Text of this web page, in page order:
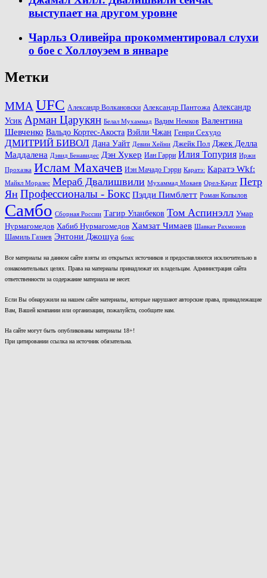
выступает на другом уровне
Чарльз Оливейра прокомментировал слухи
о бое с Холлоуэем в январе
Метки
MMAUFC Александр Волкановски Александр Пантожа Александр
Усик Арман Царукян Белал Мухаммад Вадим Немков Валентина
Шевченко Вальдо Кортес-Акоста Вэйли Чжан Генри Сехудо
ДМИТРИЙ БИВОЛ Дана Уайт Девин Хейни Джейк Пол Джек Делла
Маддалена Дэвид Бенавидес Дэн Хукер Иан Гарри Илия Топурия Иржи
Прохазка Ислам Махачев Иэн Мачадо Гэрри Каратэ: Каратэ Wkf:
Майкл Моралес Мераб Двалишвили Мухаммад Мокаев Орел-Карат Петр
Ян Профессионалы - Бокс Пэдди Пимблетт Роман Копылов
Самбо Сборная России Тагир Уланбеков Том Аспинэлл Умар
Нурмагомедов Хабиб Нурмагомедов Хамзат Чимаев Шавкат Рахмонов
Шамиль Газиев Энтони Джошуа бокс
Все материалы на данном сайте взяты из открытых источников и предоставляются исключительно в
ознакомительных целях. Права на материалы принадлежат их владельцам. Администрация сайта
ответственности за содержание материала не несет.
Если Вы обнаружили на нашем сайте материалы, которые нарушают авторские права, принадлежащие
Вам, Вашей компании или организации, пожалуйста, сообщите нам.
На сайте могут быть опубликованы материалы 18+!
При цитировании ссылка на источник обязательна.